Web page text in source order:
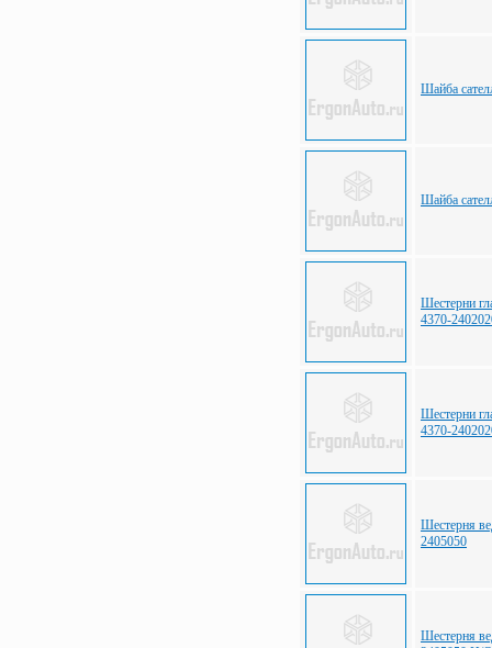
Шайба
Шайба
Шестерни
4370-
Шестерни
4370-
Шестерня
2405050
Шестерня